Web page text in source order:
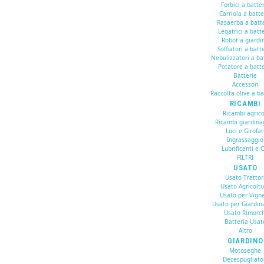
Forbici a
Carriola a
Rasaerba a
Legatrici a
Robot a
Soffiatori a
Nebulizzatori a
Potatore a
Batterie
Accessori
Raccolta olive a
RICAMBI
Ricambi
Ricambi
Luci e Girofari
Ingrassaggio
Lubrificanti e
FILTRI
USATO
Usato Trattori
Usato
Usato per
Usato per
Usato
Batteria
Altro
GIARDINO
Motoseghe